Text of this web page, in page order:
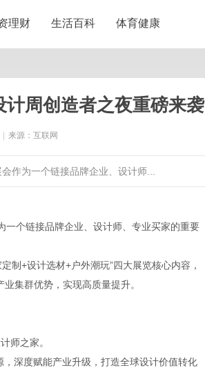
理财 生活百科 体育健康
周创造者之夜重磅来袭
来源：互联网
作为一个链接品牌企业、设计师...
个链接品牌企业、设计师、专业买家的重要
制+设计选材+户外潮玩”四大展览核心内容，
集群优势，实现高质量提升。
师之家。
深度赋能产业升级，打造全球设计价值转化